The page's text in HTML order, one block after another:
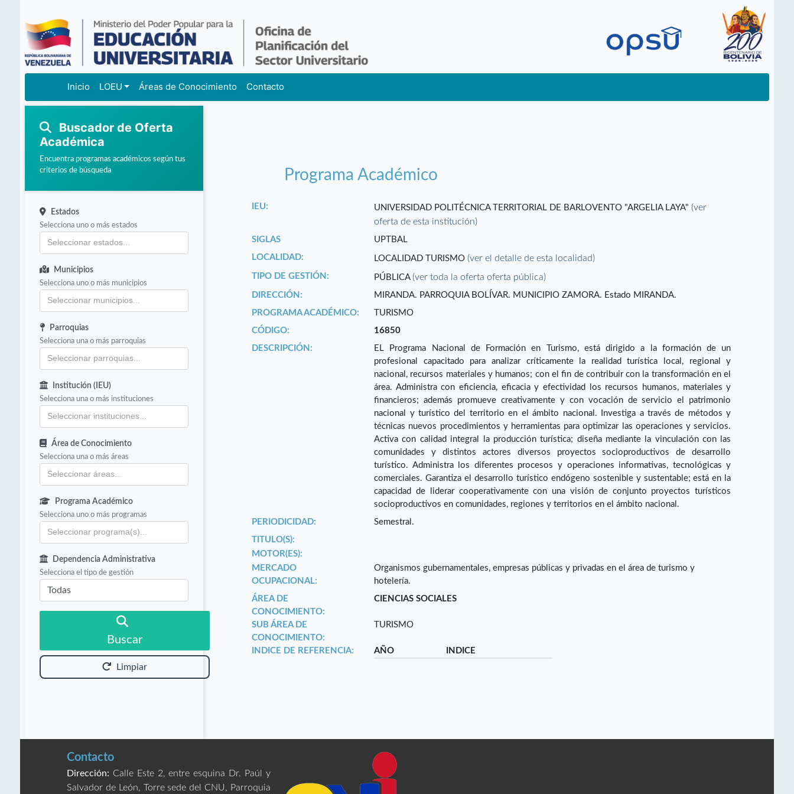
Inicio LOEU Áreas de Conocimiento Contacto
Buscador de Oferta
Académica
Encuentra programas académicos según tus
criterios de búsqueda
Estados
Selecciona uno o más estados
Municipios
Selecciona uno o más municipios
Parroquias
Selecciona una o más parroquias
Institución (IEU)
Selecciona una o más instituciones
Área de Conocimiento
Selecciona una o más áreas
Programa Académico
Selecciona uno o más programas
Dependencia Administrativa
Selecciona el tipo de gestión
Buscar
Limpiar
Programa Académico
IEU: UNIVERSIDAD POLITÉCNICA TERRITORIAL DE BARLOVENTO "ARGELIA LAYA"(ver
oferta de esta institución)
SIGLAS
UPTBAL
LOCALIDAD:
LOCALIDAD TURISMO(ver el detalle de esta localidad)
TIPO DE GESTIÓN: PÚBLICA(ver toda la oferta oferta pública)
DIRECCIÓN:
MIRANDA. PARROQUIA BOLÍVAR. MUNICIPIO ZAMORA. Estado MIRANDA.
PROGRAMA ACADÉMICO:
TURISMO
CÓDIGO:
16850
DESCRIPCIÓN:
EL Programa Nacional de Formación en Turismo, está dirigido a la formación de un
profesional capacitado para analizar críticamente la realidad turística local, regional y
nacional, recursos materiales y humanos; con el fin de contribuir con la transformación en el
área. Administra con eficiencia, eficacia y efectividad los recursos humanos, materiales y
financieros; además promueve creativamente y con vocación de servicio el patrimonio
nacional y turístico del territorio en el ámbito nacional. Investiga a través de métodos y
técnicas nuevos procedimientos y herramientas para optimizar las operaciones y servicios.
Activa con calidad integral la producción turística; diseña mediante la vinculación con las
comunidades y distintos actores diversos proyectos socioproductivos de desarrollo
turístico. Administra los diferentes procesos y operaciones informativas, tecnológicas y
comerciales. Garantiza el desarrollo turístico endógeno sostenible y sustentable; está en la
capacidad de liderar cooperativamente con una visión de conjunto proyectos turísticos
socioproductivos en comunidades, regiones y territorios en el ámbito nacional.
PERIODICIDAD:
Semestral.
TITULO(S):
MOTOR(ES):
MERCADO
OCUPACIONAL:
Organismos gubernamentales, empresas públicas y privadas en el área de turismo y
hotelería.
ÁREA DE
CONOCIMIENTO:
CIENCIAS SOCIALES
SUB ÁREA DE
CONOCIMIENTO:
TURISMO
INDICE DE REFERENCIA: AÑO INDICE
Contacto
Dirección: Calle Este 2, entre esquina Dr. Paúl y
Salvador de León, Torre sede del CNU, Parroquia